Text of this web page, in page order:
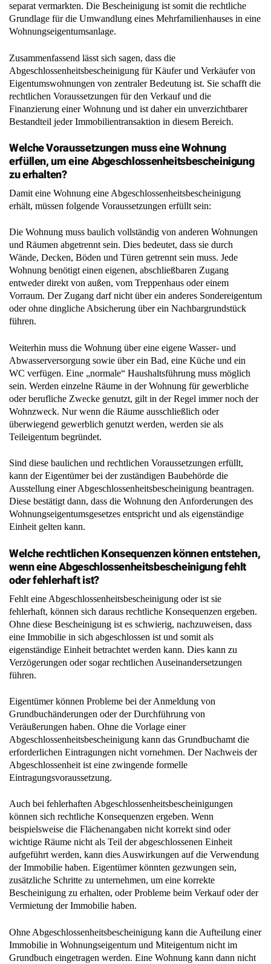
separat vermarkten. Die Bescheinigung ist somit die rechtliche
Grundlage für die Umwandlung eines Mehrfamilienhauses in eine
Wohnungseigentumsanlage.
Zusammenfassend lässt sich sagen, dass die
Abgeschlossenheitsbescheinigung für Käufer und Verkäufer von
Eigentumswohnungen von zentraler Bedeutung ist. Sie schafft die
rechtlichen Voraussetzungen für den Verkauf und die
Finanzierung einer Wohnung und ist daher ein unverzichtbarer
Bestandteil jeder Immobilientransaktion in diesem Bereich.
Welche Voraussetzungen muss eine Wohnung
erfüllen, um eine Abgeschlossenheitsbescheinigung
zu erhalten?
Damit eine Wohnung eine Abgeschlossenheitsbescheinigung
erhält, müssen folgende Voraussetzungen erfüllt sein:
Die Wohnung muss baulich vollständig von anderen Wohnungen
und Räumen abgetrennt sein. Dies bedeutet, dass sie durch
Wände, Decken, Böden und Türen getrennt sein muss. Jede
Wohnung benötigt einen eigenen, abschließbaren Zugang
entweder direkt von außen, vom Treppenhaus oder einem
Vorraum. Der Zugang darf nicht über ein anderes Sondereigentum
oder ohne dingliche Absicherung über ein Nachbargrundstück
führen.
Weiterhin muss die Wohnung über eine eigene Wasser- und
Abwasserversorgung sowie über ein Bad, eine Küche und ein
WC verfügen. Eine „normale“ Haushaltsführung muss möglich
sein. Werden einzelne Räume in der Wohnung für gewerbliche
oder berufliche Zwecke genutzt, gilt in der Regel immer noch der
Wohnzweck. Nur wenn die Räume ausschließlich oder
überwiegend gewerblich genutzt werden, werden sie als
Teileigentum begründet.
Sind diese baulichen und rechtlichen Voraussetzungen erfüllt,
kann der Eigentümer bei der zuständigen Baubehörde die
Ausstellung einer Abgeschlossenheitsbescheinigung beantragen.
Diese bestätigt dann, dass die Wohnung den Anforderungen des
Wohnungseigentumsgesetzes entspricht und als eigenständige
Einheit gelten kann.
Welche rechtlichen Konsequenzen können entstehen,
wenn eine Abgeschlossenheitsbescheinigung fehlt
oder fehlerhaft ist?
Fehlt eine Abgeschlossenheitsbescheinigung oder ist sie
fehlerhaft, können sich daraus rechtliche Konsequenzen ergeben.
Ohne diese Bescheinigung ist es schwierig, nachzuweisen, dass
eine Immobilie in sich abgeschlossen ist und somit als
eigenständige Einheit betrachtet werden kann. Dies kann zu
Verzögerungen oder sogar rechtlichen Auseinandersetzungen
führen.
Eigentümer können Probleme bei der Anmeldung von
Grundbuchänderungen oder der Durchführung von
Veräußerungen haben. Ohne die Vorlage einer
Abgeschlossenheitsbescheinigung kann das Grundbuchamt die
erforderlichen Eintragungen nicht vornehmen. Der Nachweis der
Abgeschlossenheit ist eine zwingende formelle
Eintragungsvoraussetzung.
Auch bei fehlerhaften Abgeschlossenheitsbescheinigungen
können sich rechtliche Konsequenzen ergeben. Wenn
beispielsweise die Flächenangaben nicht korrekt sind oder
wichtige Räume nicht als Teil der abgeschlossenen Einheit
aufgeführt werden, kann dies Auswirkungen auf die Verwendung
der Immobilie haben. Eigentümer könnten gezwungen sein,
zusätzliche Schritte zu unternehmen, um eine korrekte
Bescheinigung zu erhalten, oder Probleme beim Verkauf oder der
Vermietung der Immobilie haben.
Ohne Abgeschlossenheitsbescheinigung kann die Aufteilung einer
Immobilie in Wohnungseigentum und Miteigentum nicht im
Grundbuch eingetragen werden. Eine Wohnung kann dann nicht